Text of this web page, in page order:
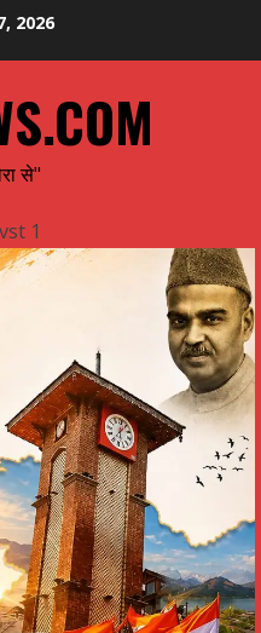
2026
से"
1